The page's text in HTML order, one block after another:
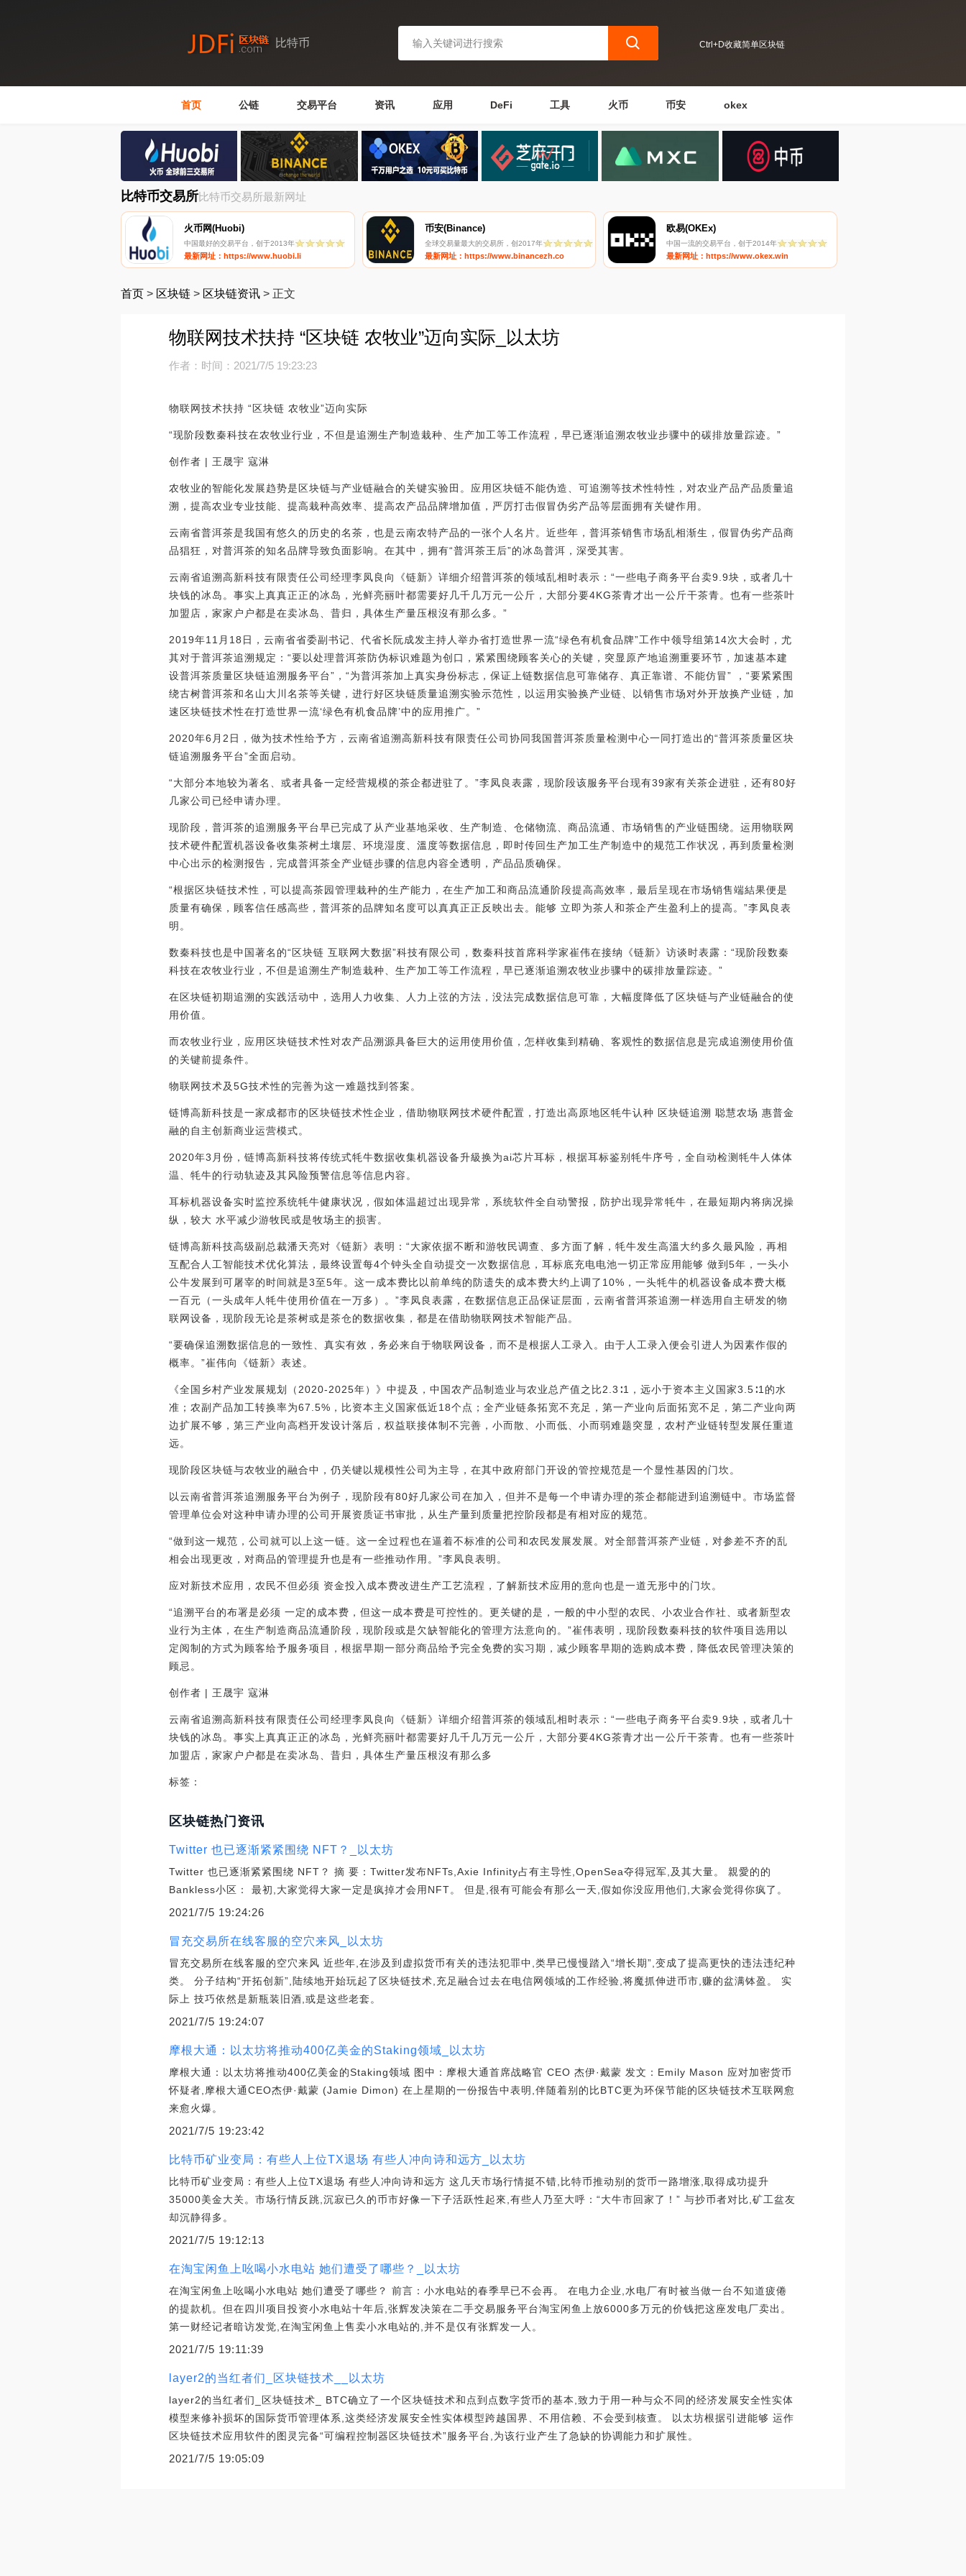
比特币 Ctrl+D收藏简单区块链
首页 公链 交易平台 资讯 应用 DeFi 工具 火币 币安 okex
比特币交易所比特币交易所最新网址
火币网(Huobi)
中国最好的交易平台，创于2013年
最新网址：https://www.huobi.li
币安(Binance)
全球交易量最大的交易所，创2017年
最新网址：https://www.binancezh.co
欧易(OKEx)
中国一流的交易平台，创于2014年
最新网址：https://www.okex.win
首页 > 区块链 > 区块链资讯 > 正文
物联网技术扶持 “区块链 农牧业”迈向实际_以太坊
作者： 时间：2021/7/5 19:23:23
物联网技术扶持 “区块链 农牧业”迈向实际
“现阶段数秦科技在农牧业行业，不但是追溯生产制造栽种、生产加工等工作流程，早已逐渐追溯农牧业步骤中的碳排放量踪迹。”
创作者 | 王晟宇 寇淋
农牧业的智能化发展趋势是区块链与产业链融合的关键实验田。应用区块链不能伪造、可追溯等技术性特性，对农业产品产品质量追
溯，提高农业专业技能、提高栽种高效率、提高农产品品牌增加值，严厉打击假冒伪劣产品等层面拥有关键作用。
云南省普洱茶是我国有悠久的历史的名茶，也是云南农特产品的一张个人名片。近些年，普洱茶销售市场乱相渐生，假冒伪劣产品商
品猖狂，对普洱茶的知名品牌导致负面影响。在其中，拥有“普洱茶王后”的冰岛普洱，深受其害。
云南省追溯高新科技有限责任公司经理李凤良向《链新》详细介绍普洱茶的领域乱相时表示：“一些电子商务平台卖9.9块，或者几十
块钱的冰岛。事实上真真正正的冰岛，光鲜亮丽叶都需要好几千几万元一公斤，大部分要4KG茶青才出一公斤干茶青。也有一些茶叶
加盟店，家家户户都是在卖冰岛、昔归，具体生产量压根沒有那么多。”
2019年11月18日，云南省省委副书记、代省长阮成发主持人举办省打造世界一流“绿色有机食品牌”工作中领导组第14次大会时，尤
其对于普洱茶追溯规定：“要以处理普洱茶防伪标识难题为创口，紧紧围绕顾客关心的关键，突显原产地追溯重要环节，加速基本建
设普洱茶质量区块链追溯服务平台”，“为普洱茶加上真实身份标志，保证上链数据信息可靠储存、真正靠谱、不能仿冒” ，“要紧紧围
绕古树普洱茶和名山大川名茶等关键，进行好区块链质量追溯实验示范性，以运用实验换产业链、以销售市场对外开放换产业链，加
速区块链技术性在打造世界一流‘绿色有机食品牌’中的应用推广。”
2020年6月2日，做为技术性给予方，云南省追溯高新科技有限责任公司协同我国普洱茶质量检测中心一同打造出的“普洱茶质量区块
链追溯服务平台”全面启动。
“大部分本地较为著名、或者具备一定经营规模的茶企都进驻了。”李凤良表露，现阶段该服务平台现有39家有关茶企进驻，还有80好
几家公司已经申请办理。
现阶段，普洱茶的追溯服务平台早已完成了从产业基地采收、生产制造、仓储物流、商品流通、市场销售的产业链围绕。运用物联网
技术硬件配置机器设备收集茶树土壤层、环境湿度、溫度等数据信息，即时传回生产加工生产制造中的规范工作状况，再到质量检测
中心出示的检测报告，完成普洱茶全产业链步骤的信息内容全透明，产品品质确保。
“根据区块链技术性，可以提高茶园管理栽种的生产能力，在生产加工和商品流通阶段提高高效率，最后呈现在市场销售端結果便是
质量有确保，顾客信任感高些，普洱茶的品牌知名度可以真真正正反映出去。能够 立即为茶人和茶企产生盈利上的提高。”李凤良表
明。
数秦科技也是中国著名的“区块链 互联网大数据”科技有限公司，数秦科技首席科学家崔伟在接纳《链新》访谈时表露：“现阶段数秦
科技在农牧业行业，不但是追溯生产制造栽种、生产加工等工作流程，早已逐渐追溯农牧业步骤中的碳排放量踪迹。”
在区块链初期追溯的实践活动中，选用人力收集、人力上弦的方法，没法完成数据信息可靠，大幅度降低了区块链与产业链融合的使
用价值。
而农牧业行业，应用区块链技术性对农产品溯源具备巨大的运用使用价值，怎样收集到精确、客观性的数据信息是完成追溯使用价值
的关键前提条件。
物联网技术及5G技术性的完善为这一难题找到答案。
链博高新科技是一家成都市的区块链技术性企业，借助物联网技术硬件配置，打造出高原地区牦牛认种 区块链追溯 聪慧农场 惠普金
融的自主创新商业运营模式。
2020年3月份，链博高新科技将传统式牦牛数据收集机器设备升級换为ai芯片耳标，根据耳标鉴别牦牛序号，全自动检测牦牛人体体
温、牦牛的行动轨迹及其风险预警信息等信息内容。
耳标机器设备实时监控系统牦牛健康状况，假如体温超过出现异常，系统软件全自动警报，防护出现异常牦牛，在最短期内将病况操
纵，较大 水平减少游牧民或是牧场主的损害。
链博高新科技高级副总裁潘天亮对《链新》表明：“大家依据不断和游牧民调查、多方面了解，牦牛发生高溫大约多久最风险，再相
互配合人工智能技术优化算法，最终设置每4个钟头全自动提交一次数据信息，耳标底充电电池一切正常应用能够 做到5年，一头小
公牛发展到可屠宰的时间就是3至5年。这一成本费比以前单纯的防遗失的成本费大约上调了10%，一头牦牛的机器设备成本费大概
一百元（一头成年人牦牛使用价值在一万多）。”李凤良表露，在数据信息正品保证层面，云南省普洱茶追溯一样选用自主研发的物
联网设备，现阶段无论是茶树或是茶仓的数据收集，都是在借助物联网技术智能产品。
“要确保追溯数据信息的一致性、真实有效，务必来自于物联网设备，而不是根据人工录入。由于人工录入便会引进人为因素作假的
概率。”崔伟向《链新》表述。
《全国乡村产业发展规划（2020-2025年）》中提及，中国农产品制造业与农业总产值之比2.3∶1，远小于资本主义国家3.5∶1的水
准；农副产品加工转换率为67.5%，比资本主义国家低近18个点；全产业链条拓宽不充足，第一产业向后面拓宽不足，第二产业向两
边扩展不够，第三产业向高档开发设计落后，权益联接体制不完善，小而散、小而低、小而弱难题突显，农村产业链转型发展任重道
远。
现阶段区块链与农牧业的融合中，仍关键以规模性公司为主导，在其中政府部门开设的管控规范是一个显性基因的门坎。
以云南省普洱茶追溯服务平台为例子，现阶段有80好几家公司在加入，但并不是每一个申请办理的茶企都能进到追溯链中。市场监督
管理单位会对这种申请办理的公司开展资质证书审批，从生产量到质量把控阶段都是有相对应的规范。
“做到这一规范，公司就可以上这一链。这一全过程也在逼着不标准的公司和农民发展发展。对全部普洱茶产业链，对参差不齐的乱
相会出现更改，对商品的管理提升也是有一些推动作用。”李凤良表明。
应对新技术应用，农民不但必须 资金投入成本费改进生产工艺流程，了解新技术应用的意向也是一道无形中的门坎。
“追溯平台的布署是必须 一定的成本费，但这一成本费是可控性的。更关键的是，一般的中小型的农民、小农业合作社、或者新型农
业行为主体，在生产制造商品流通阶段，现阶段或是欠缺智能化的管理方法意向的。”崔伟表明，现阶段数秦科技的软件项目选用以
定阅制的方式为顾客给予服务项目，根据早期一部分商品给予完全免费的实习期，减少顾客早期的选购成本费，降低农民管理决策的
顾忌。
创作者 | 王晟宇 寇淋
云南省追溯高新科技有限责任公司经理李凤良向《链新》详细介绍普洱茶的领域乱相时表示：“一些电子商务平台卖9.9块，或者几十
块钱的冰岛。事实上真真正正的冰岛，光鲜亮丽叶都需要好几千几万元一公斤，大部分要4KG茶青才出一公斤干茶青。也有一些茶叶
加盟店，家家户户都是在卖冰岛、昔归，具体生产量压根沒有那么多
标签：
区块链热门资讯
Twitter 也已逐渐紧紧围绕 NFT？_以太坊
Twitter 也已逐渐紧紧围绕 NFT？ 摘 要：Twitter发布NFTs,Axie Infinity占有主导性,OpenSea夺得冠军,及其大量。 ‍‍‍親愛的的
Bankless小区： 最初,大家觉得大家一定是疯掉才会用NFT。 但是,很有可能会有那么一天,假如你没应用他们,大家会觉得你疯了。
2021/7/5 19:24:26
冒充交易所在线客服的空穴来风_以太坊
冒充交易所在线客服的空穴来风 近些年,在涉及到虚拟货币有关的违法犯罪中,类早已慢慢踏入“增长期”,变成了提高更快的违法违纪种
类。 分子结构“开拓创新”,陆续地开始玩起了区块链技术,充足融合过去在电信网领域的工作经验,将魔抓伸进币市,赚的盆满钵盈。 实
际上 技巧依然是新瓶装旧酒,或是这些老套。
2021/7/5 19:24:07
摩根大通：以太坊将推动400亿美金的Staking领域_以太坊
摩根大通：以太坊将推动400亿美金的Staking领域 图中：摩根大通首席战略官 CEO 杰伊·戴蒙 发文：Emily Mason 应对加密货币
怀疑者,摩根大通CEO杰伊·戴蒙 (Jamie Dimon) 在上星期的一份报告中表明,伴随着别的比BTC更为环保节能的区块链技术互联网愈
来愈火爆。
2021/7/5 19:23:42
比特币矿业变局：有些人上位TX退场 有些人冲向诗和远方_以太坊
比特币矿业变局：有些人上位TX退场 有些人冲向诗和远方 这几天市场行情挺不错,比特币推动别的货币一路增涨,取得成功提升
35000美金大关。市场行情反跳,沉寂已久的币市好像一下子活跃性起來,有些人乃至大呼：“大牛市回家了！” 与抄币者对比,矿工盆友
却沉静得多。
2021/7/5 19:12:13
在淘宝闲鱼上吆喝小水电站 她们遭受了哪些？_以太坊
在淘宝闲鱼上吆喝小水电站 她们遭受了哪些？ 前言：小水电站的春季早已不会再。 在电力企业,水电厂有时被当做一台不知道疲倦
的提款机。但在四川项目投资小水电站十年后,张辉发决策在二手交易服务平台淘宝闲鱼上放6000多万元的价钱把这座发电厂卖出。
第一财经记者暗访发觉,在淘宝闲鱼上售卖小水电站的,并不是仅有张辉发一人。
2021/7/5 19:11:39
layer2的当红者们_区块链技术__以太坊
layer2的当红者们_区块链技术_ BTC确立了一个区块链技术和点到点数字货币的基本,致力于用一种与众不同的经济发展安全性实体
模型来修补损坏的国际货币管理体系,这类经济发展安全性实体模型跨越国界、不用信赖、不会受到核查。 以太坊根据引进能够 运作
区块链技术应用软件的图灵完备“可编程控制器区块链技术”服务平台,为该行业产生了急缺的协调能力和扩展性。
2021/7/5 19:05:09